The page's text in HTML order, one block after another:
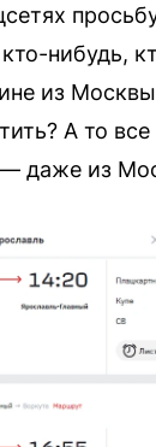
нибудь,
из
А то
— даже из